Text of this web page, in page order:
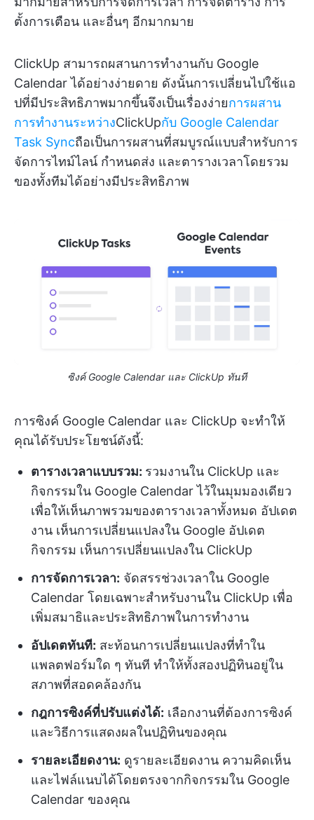
ตั้งการเตือน และอื่นๆ อีกมากมาย
ClickUp สามารถผสานการทำงานกับ Google
Calendar ได้อย่างง่ายดาย ดังนั้นการเปลี่ยนไปใช้แอ
ปที่มีประสิทธิภาพมากขึ้นจึงเป็นเรื่องง่ายการผสาน
การทำงานระหว่างClickUpกับ Google Calendar
Task Syncถือเป็นการผสานที่สมบูรณ์แบบสำหรับการ
จัดการไทม์ไลน์ กำหนดส่ง และตารางเวลาโดยรวม
ของทั้งทีมได้อย่างมีประสิทธิภาพ
ซิงค์ Google Calendar และ ClickUp ทันที
การซิงค์ Google Calendar และ ClickUp จะทำให้
คุณได้รับประโยชน์ดังนี้:
ตารางเวลาแบบรวม: รวมงานใน ClickUp และ
กิจกรรมใน Google Calendar ไว้ในมุมมองเดียว
เพื่อให้เห็นภาพรวมของตารางเวลาทั้งหมด อัปเดต
งาน เห็นการเปลี่ยนแปลงใน Google อัปเดต
กิจกรรม เห็นการเปลี่ยนแปลงใน ClickUp
การจัดการเวลา: จัดสรรช่วงเวลาใน Google
Calendar โดยเฉพาะสำหรับงานใน ClickUp เพื่อ
เพิ่มสมาธิและประสิทธิภาพในการทำงาน
อัปเดตทันที: สะท้อนการเปลี่ยนแปลงที่ทำใน
แพลตฟอร์มใด ๆ ทันที ทำให้ทั้งสองปฏิทินอยู่ใน
สภาพที่สอดคล้องกัน
กฎการซิงค์ที่ปรับแต่งได้: เลือกงานที่ต้องการซิงค์
และวิธีการแสดงผลในปฏิทินของคุณ
รายละเอียดงาน: ดูรายละเอียดงาน ความคิดเห็น
และไฟล์แนบได้โดยตรงจากกิจกรรมใน Google
Calendar ของคุณ